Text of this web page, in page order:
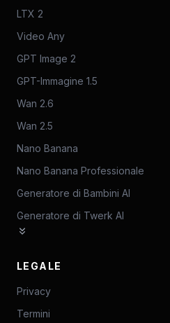
LTX 2
Video Any
GPT Image 2
GPT-Immagine 1.5
Wan 2.6
Wan 2.5
Nano Banana
Nano Banana Professionale
Generatore di Bambini AI
Generatore di Twerk AI
LEGALE
Privacy
Termini